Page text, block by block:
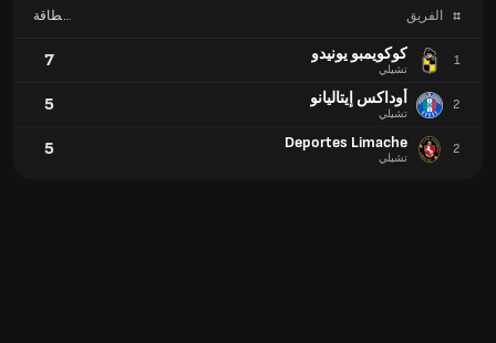
# الفريق
بطاقة
1
كوكويمبو يونيدو
تشيلي 7
2 أوداكس إيتاليانو
تشيلي 5
2
Deportes Limache
تشيلي 5